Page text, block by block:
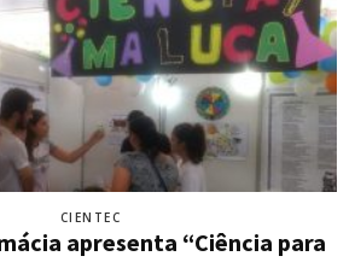
CIENTEC
apresenta “Ciência para